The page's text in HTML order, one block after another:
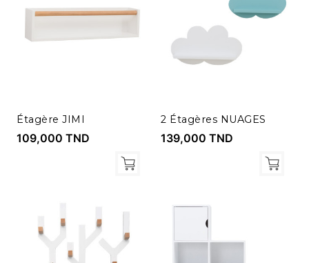
Étagère JIMI
109,000 TND
2 Étagères NUAGES
139,000 TND